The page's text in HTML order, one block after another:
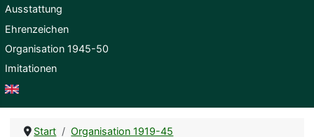
Ausstattung
Ehrenzeichen
Organisation 1945-50
Imitationen
English
Start
Organisation 1919-45